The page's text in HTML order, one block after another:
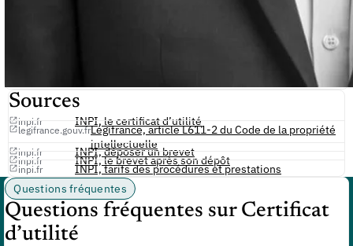
Sources
inpi.fr INPI, le certificat d’utilité
legifrance.gouv.frLégifrance, article L611-2 du Code de la propriété
intellectuelle
inpi.fr INPI, déposer un brevet
inpi.fr INPI, le brevet après son dépôt
inpi.fr
INPI, tarifs des procédures et prestations
Questions fréquentes
Questions fréquentes sur Certificat
d’utilité